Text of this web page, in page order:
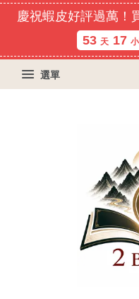
慶祝蝦皮好評過萬！
53 天 17
選單